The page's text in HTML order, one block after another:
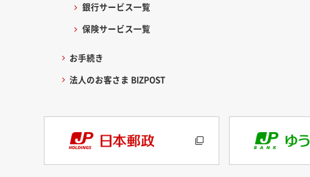
銀行サービス一覧
保険サービス一覧
お手続き
法人のお客さま BIZPOST